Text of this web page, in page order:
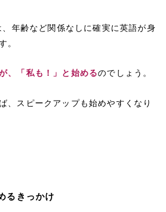
、年齢など関係なしに確実に英語が身
。
、「私も！」と始めるのでしょう。
、スピークアップも始めやすくなり
るきっかけ